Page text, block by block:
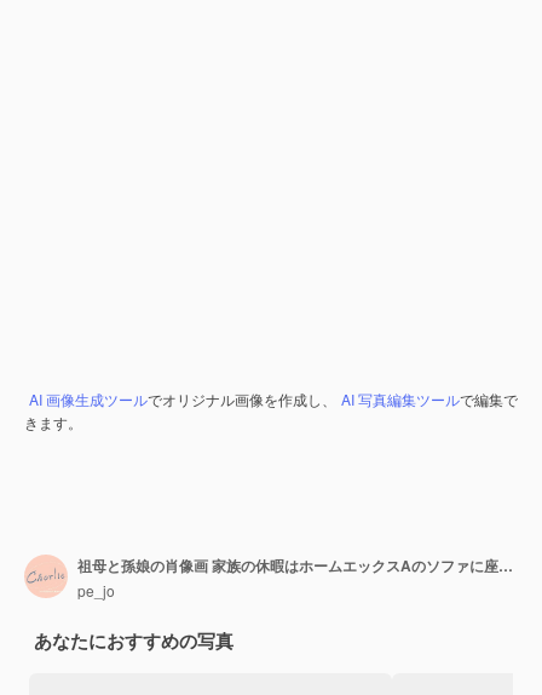
AI 画像生成ツールでオリジナル画像を作成し、 AI 写真編集ツールで編集で
きます。
祖母と孫娘の肖像画 家族の休暇はホームエックスAのソファに座っています
pe_jo
あなたにおすすめの写真